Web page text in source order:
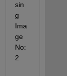
sin
g
Ima
ge
No:
2